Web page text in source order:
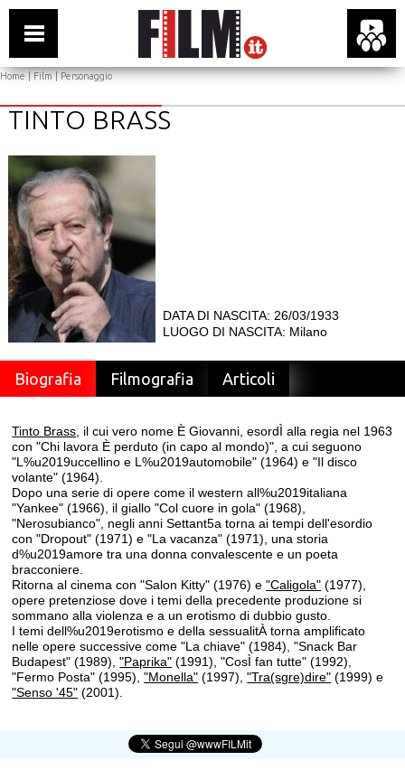
Home|Film| Personaggio
TINTO BRASS
DATA DI NASCITA: 26/03/1933
LUOGO DI NASCITA: Milano
Biografia Filmografia Articoli
Tinto Brass , il cui vero nome È Giovanni, esordÌ alla regia nel 1963
con "Chi lavora È perduto (in capo al mondo)", a cui seguono
"L%u2019uccellino e L%u2019automobile" (1964) e "Il disco
volante" (1964).
Dopo una serie di opere come il western all%u2019italiana
"Yankee" (1966), il giallo "Col cuore in gola" (1968),
"Nerosubianco", negli anni Settant5a torna ai tempi dell'esordio
con "Dropout" (1971) e "La vacanza" (1971), una storia
d%u2019amore tra una donna convalescente e un poeta
bracconiere.
Ritorna al cinema con "Salon Kitty" (1976) e"Caligola" (1977),
opere pretenziose dove i temi della precedente produzione si
sommano alla violenza e a un erotismo di dubbio gusto.
I temi dell%u2019erotismo e della sessualitÀ torna amplificato
nelle opere successive come "La chiave" (1984), "Snack Bar
Budapest" (1989),"Paprika" (1991), "CosÌ fan tutte" (1992),
"Fermo Posta" (1995),"Monella" (1997),"Tra(sgre)dire" (1999) e
"Senso '45" (2001).